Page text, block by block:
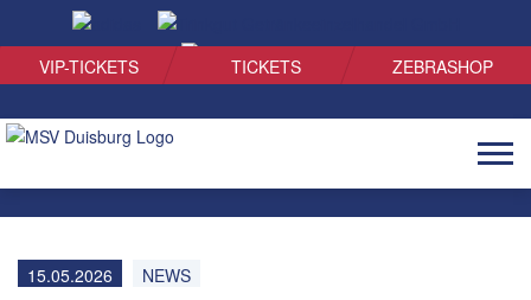
VIP-TICKETS TICKETS ZEBRASHOP
15.05.2026 NEWS